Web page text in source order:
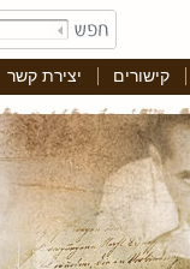
קישורים יצירת קשר